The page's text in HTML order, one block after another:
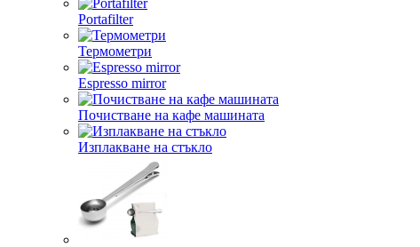
Portafilter
Термометри
Espresso mirror
Почистване на кафе машината
Изплакване на стъкло